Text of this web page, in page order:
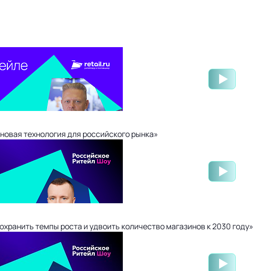
технология для российского рынка»
темпы роста и удвоить количество магазинов к 2030 году»